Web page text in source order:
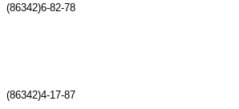
(86342)6-82-78
(86342)4-17-87